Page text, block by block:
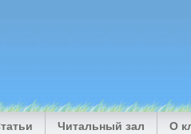
Читальный зал О